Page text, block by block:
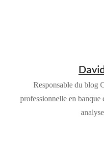
Responsable du blog
professionnelle en banque